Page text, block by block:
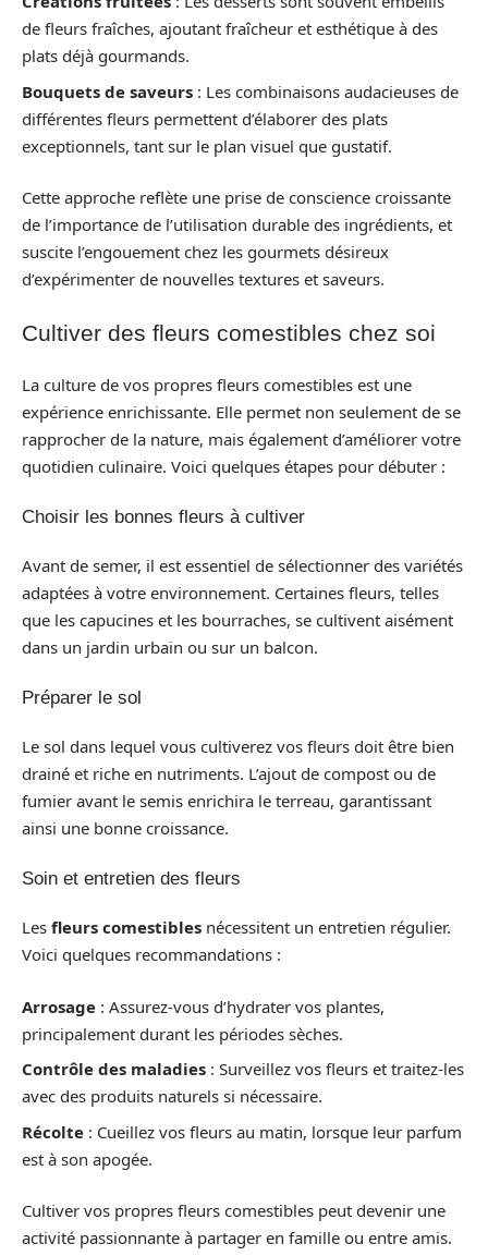
de fleurs fraîches, ajoutant fraîcheur et esthétique à des
plats déjà gourmands.
Bouquets de saveurs : Les combinaisons audacieuses de
différentes fleurs permettent d’élaborer des plats
exceptionnels, tant sur le plan visuel que gustatif.
Cette approche reflète une prise de conscience croissante
de l’importance de l’utilisation durable des ingrédients, et
suscite l’engouement chez les gourmets désireux
d’expérimenter de nouvelles textures et saveurs.
Cultiver des fleurs comestibles chez soi
La culture de vos propres fleurs comestibles est une
expérience enrichissante. Elle permet non seulement de se
rapprocher de la nature, mais également d’améliorer votre
quotidien culinaire. Voici quelques étapes pour débuter :
Choisir les bonnes fleurs à cultiver
Avant de semer, il est essentiel de sélectionner des variétés
adaptées à votre environnement. Certaines fleurs, telles
que les capucines et les bourraches, se cultivent aisément
dans un jardin urbain ou sur un balcon.
Préparer le sol
Le sol dans lequel vous cultiverez vos fleurs doit être bien
drainé et riche en nutriments. L’ajout de compost ou de
fumier avant le semis enrichira le terreau, garantissant
ainsi une bonne croissance.
Soin et entretien des fleurs
Les fleurs comestibles nécessitent un entretien régulier.
Voici quelques recommandations :
Arrosage : Assurez-vous d’hydrater vos plantes,
principalement durant les périodes sèches.
Contrôle des maladies : Surveillez vos fleurs et traitez-les
avec des produits naturels si nécessaire.
Récolte : Cueillez vos fleurs au matin, lorsque leur parfum
est à son apogée.
Cultiver vos propres fleurs comestibles peut devenir une
activité passionnante à partager en famille ou entre amis.